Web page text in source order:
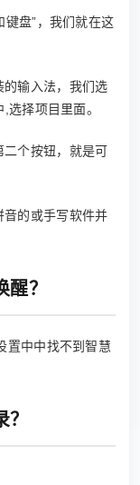
键盘”，我们就在这
输入法，我们选
择项目里面。
个按钮，就是可
的或手写软件并
？
置中中找不到智慧